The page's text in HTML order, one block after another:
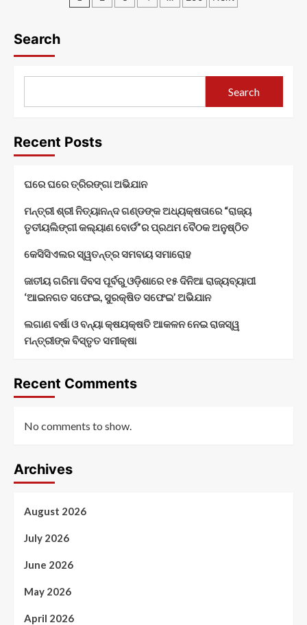
ସରକାରୀ
ତିରୁମାଲା
ନାୟକ
Search
Search
Recent Posts
ଘରେ ଘରେ ତ୍ରିରଙ୍ଗା ଅଭିଯାନ
ମନ୍ତ୍ରୀ ଶ୍ରୀ ନିତ୍ୟାନନ୍ଦ ଗଣ୍ଡଙ୍କ ଅଧ୍ୟକ୍ଷତାରେ “ରାଜ୍ୟ
ତୃତୀୟଲିଙ୍ଗୀ କଲ୍ୟାଣ ବୋର୍ଡ”ର ପ୍ରଥମ ବୈଠକ ଅନୁଷ୍ଠିତ
କେସିସିଏଲର ସ୍ୱତନ୍ତ୍ର ସମବାୟ ସମାରୋହ
ଜାତୀୟ ଗରିମା ଦିବସ ପୂର୍ବରୁ ଓଡ଼ିଶାରେ ୧୫ ଦିନିଆ ରାଜ୍ୟବ୍ୟାପୀ
‘ଆଇନଗତ ସଫେଇ, ସୁରକ୍ଷିତ ସଫେଇ’ ଅଭିଯାନ
ଲଗାଣ ବର୍ଷା ଓ ବନ୍ୟା କ୍ଷୟକ୍ଷତି ଆକଳନ ନେଇ ରାଜସ୍ୱ
ମନ୍ତ୍ରୀଙ୍କ ବିସ୍ତୃତ ସମୀକ୍ଷା
Recent Comments
No comments to show.
Archives
August 2026
July 2026
June 2026
May 2026
April 2026